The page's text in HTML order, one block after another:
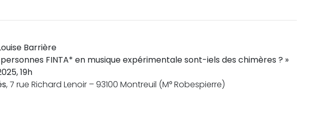
Barrière
personnes FINTA* en musique expérimentale sont-iels des chimères ? »
19h
, 7 rue Richard Lenoir – 93100 Montreuil (M° Robespierre)